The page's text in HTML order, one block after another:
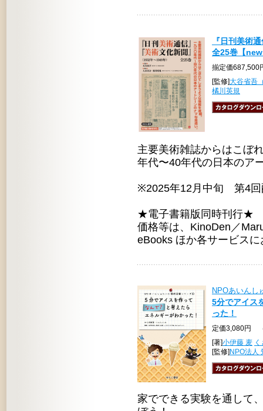
『日刊美術
全25巻【
揃定価
[監修]大谷省吾
橘川英規
主要美術雑誌からはこぼ
年代〜40年代の日本のア
※2025年12月中旬 第4
★電子書籍版同時刊行★
価格等は、KinoDen／
eBooks ほか各サービス
NPOあいん
5分でアイス
った！
定価3,080円
[著]小伊藤 麦
[監修]NPO法人
家でできる実験を通して